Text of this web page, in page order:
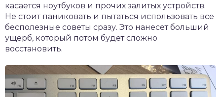
касается ноутбуков и прочих залитых устройств.
Не стоит паниковать и пытаться использовать все
бесполезные советы сразу. Это нанесет больший
ущерб, который потом будет сложно
восстановить.